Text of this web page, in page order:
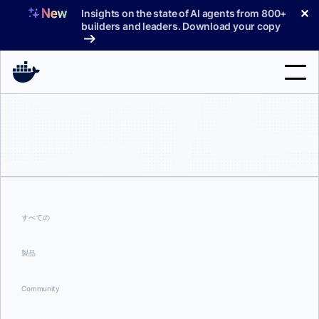
へ
Insights on the state of AI agents from 800+
builders and leaders. Download your copy
✕
サポート
すべての
製品
Community